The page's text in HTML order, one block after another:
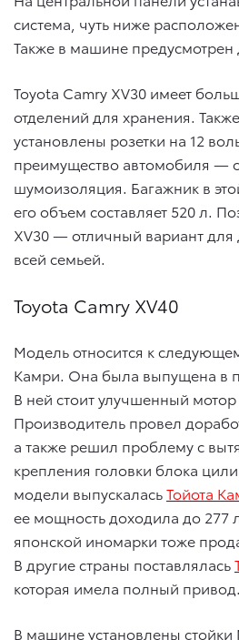
система, чуть ниже
Также в машине предусмотрен
Toyota Camry XV30 имеет
отделений для хранения.
установлены розетки на 12
преимущество автомобиля —
шумоизоляция. Багажник в
его объем составляет 520 л.
XV30 — отличный вариант для
всей семьей.
Toyota Camry XV40
Модель относится к
Камри. Она была выпущена в
В ней стоит улучшенный мотор
Производитель провел
а также решил проблему с
крепления головки блока
модели выпускаласьТойота
ее мощность доходила до 277
японской иномарки тоже
В другие страны поставлялась
которая имела полный привод.
В машине установлены